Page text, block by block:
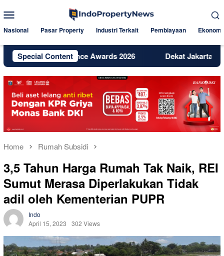
to
Menu
Nasional Pasar Property Industri Terkait Pembiayaan Ekonomi
Special Content
Excellence Awards 2026 Dekat Jakarta dan BSD,
Home Rumah Subsidi
3,5 Tahun Harga Rumah Tak Naik, REI
Sumut Merasa Diperlakukan Tidak
adil oleh Kementerian PUPR
Indo
April 15, 2023
302 Views